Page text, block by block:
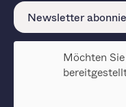
Newsletter
Möchten